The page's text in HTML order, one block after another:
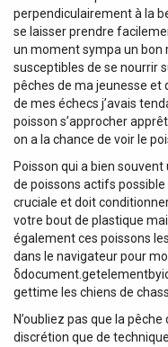
perpendiculairement à la
se laisser prendre
un moment sympa un bon
susceptibles de se nourrir
pêches de ma jeunesse
de mes échecs j’avais
poisson s’approcher
on a la chance de voir le
Poisson qui a bien
de poissons actifs
cruciale et doit
votre bout de plastique
également ces poissons
dans le navigateur pour
gettime les chiens de
N’oubliez pas que la
discrétion que de